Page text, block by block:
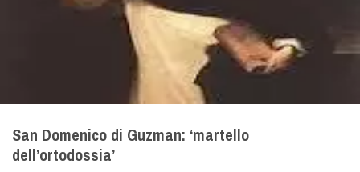
San Domenico di Guzman: ‘martello
dell’ortodossia’